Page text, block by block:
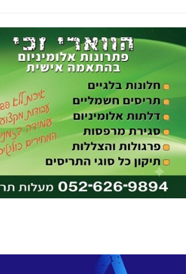
תרשיחא: פצוע מירי
מעלות: פוענחו השלכות רימוני רסס
מרחב אשר: 4 צווי סגירה
מניעת קטיעות והצלת גפיים